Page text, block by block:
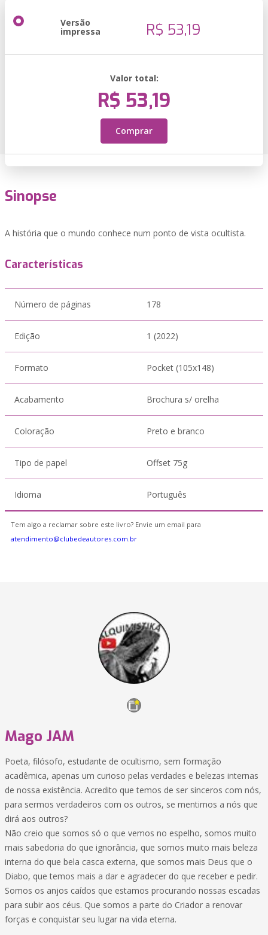
Versão
impressa R$ 53,19
Valor total:
R$ 53,19
Comprar
Sinopse
A história que o mundo conhece num ponto de vista ocultista.
Características
Número de páginas 178
Edição 1 (2022)
Formato Pocket (105x148)
Acabamento Brochura s/ orelha
Coloração Preto e branco
Tipo de papel Offset 75g
Idioma Português
Tem algo a reclamar sobre este livro? Envie um email para
atendimento@clubedeautores.com.br
Mago JAM
Poeta, filósofo, estudante de ocultismo, sem formação
acadêmica, apenas um curioso pelas verdades e belezas internas
de nossa existência. Acredito que temos de ser sinceros com nós,
para sermos verdadeiros com os outros, se mentimos a nós que
dirá aos outros?
Não creio que somos só o que vemos no espelho, somos muito
mais sabedoria do que ignorância, que somos muito mais beleza
interna do que bela casca externa, que somos mais Deus que o
Diabo, que temos mais a dar e agradecer do que receber e pedir.
Somos os anjos caídos que estamos procurando nossas escadas
para subir aos céus. Que somos a parte do Criador a renovar
forças e conquistar seu lugar na vida eterna.